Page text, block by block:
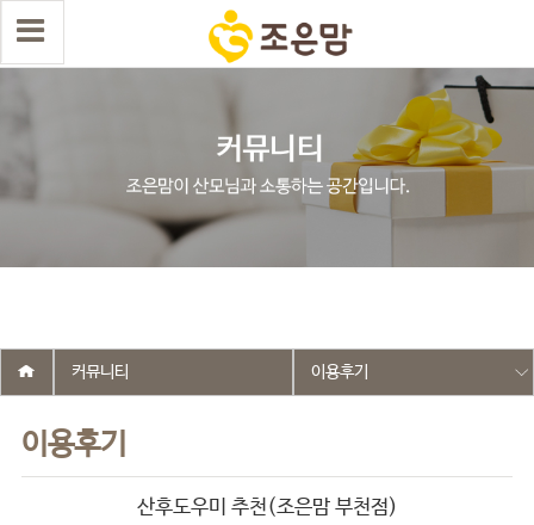
select wr_id, wr_subject from g5_write_m05_04 where wr_is_comment
= 0 and wr_datetime <= '2026-03-26 17:09:28' and wr_id <> '2703'
order by wr_datetime desc limit 1 asdasf
이용후기
커뮤니티 이용후기
산후도우미 추천(조은맘 부천점)